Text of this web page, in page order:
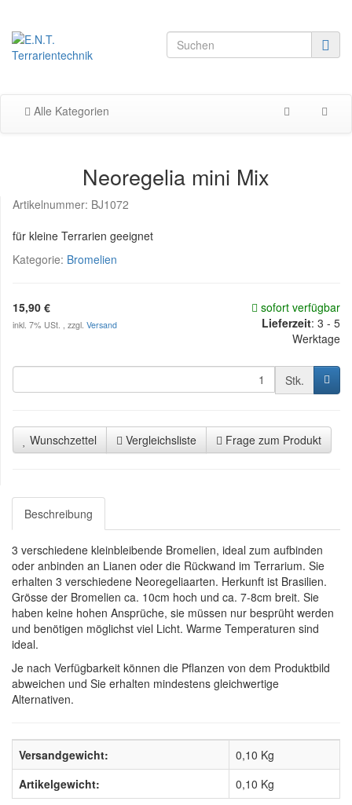
Alle Kategorien
Neoregelia mini Mix
Artikelnummer: BJ1072
für kleine Terrarien geeignet
Kategorie: Bromelien
15,90 €
inkl. 7% USt. , zzgl. Versand
sofort verfügbar
Lieferzeit: 3 - 5
Werktage
Stk.
Wunschzettel Vergleichsliste Frage zum Produkt
Beschreibung
3 verschiedene kleinbleibende Bromelien, ideal zum aufbinden
oder anbinden an Lianen oder die Rückwand im Terrarium. Sie
erhalten 3 verschiedene Neoregeliaarten. Herkunft ist Brasilien.
Grösse der Bromelien ca. 10cm hoch und ca. 7-8cm breit. Sie
haben keine hohen Ansprüche, sie müssen nur besprüht werden
und benötigen möglichst viel Licht. Warme Temperaturen sind
ideal.
Je nach Verfügbarkeit können die Pflanzen von dem Produktbild
abweichen und Sie erhalten mindestens gleichwertige
Alternativen.
Versandgewicht:
0,10 Kg
Artikelgewicht:
0,10 Kg